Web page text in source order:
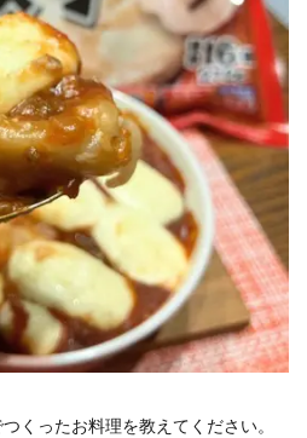
くったお料理を教えてください。